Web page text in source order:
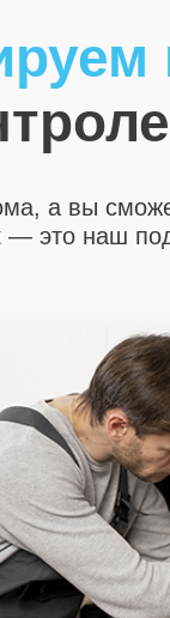
а вы
— это наш